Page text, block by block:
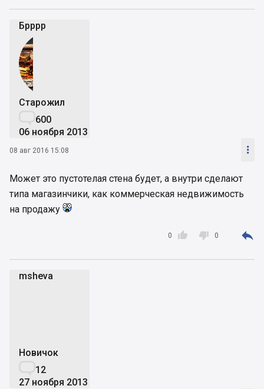
Брррр
Старожил
600
06 ноября 2013
08 авг 2016 15:08 
Может это пустотелая стена будет, а внутри сделают
типа магазинчики, как коммерческая недвижимость
на продажу

0  0 
msheva
Новичок
12
27 ноября 2013